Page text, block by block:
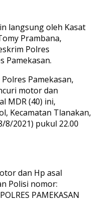
langsung oleh Kasat
Prambana,
Polres
Pamekasan.
Pamekasan,
motor dan
MDR (40) ini,
Kecamatan Tlanakan,
8/2021) pukul 22.00
dan Hp asal
Polisi nomor:
PAMEKASAN